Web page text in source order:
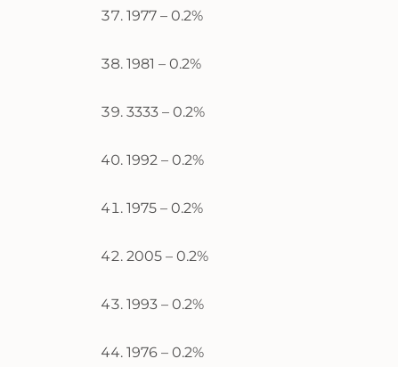
1977 – 0.2%
1981 – 0.2%
3333 – 0.2%
1992 – 0.2%
1975 – 0.2%
2005 – 0.2%
1993 – 0.2%
1976 – 0.2%